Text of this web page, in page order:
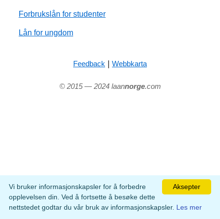
Forbrukslån for studenter
Lån for ungdom
Feedback | Webbkarta
© 2015 — 2024 laannorge.com
Aksepter
Vi bruker informasjonskapsler for å forbedre
opplevelsen din. Ved å fortsette å besøke dette
nettstedet godtar du vår bruk av informasjonskapsler. Les mer